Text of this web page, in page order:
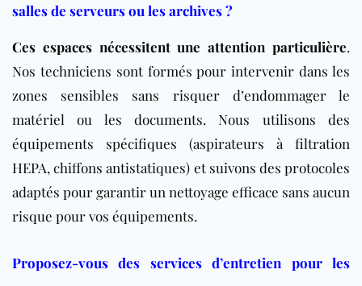
salles de serveurs ou les archives ?
Ces espaces nécessitent une attention particulière.
Nos techniciens sont formés pour intervenir dans les
zones sensibles sans risquer d’endommager le
matériel ou les documents. Nous utilisons des
équipements spécifiques (aspirateurs à filtration
HEPA, chiffons antistatiques) et suivons des protocoles
adaptés pour garantir un nettoyage efficace sans aucun
risque pour vos équipements.
Proposez-vous des services d’entretien pour les